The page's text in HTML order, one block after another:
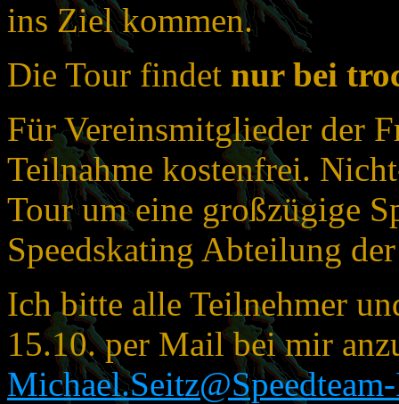
ins Ziel kommen.
Die Tour findet nur bei
Für Vereinsmitglieder der
Teilnahme kostenfrei.
Tour um eine großzügige
Speedskating Abteilung
Ich bitte alle Teilnehmer
15.10. per Mail bei mir